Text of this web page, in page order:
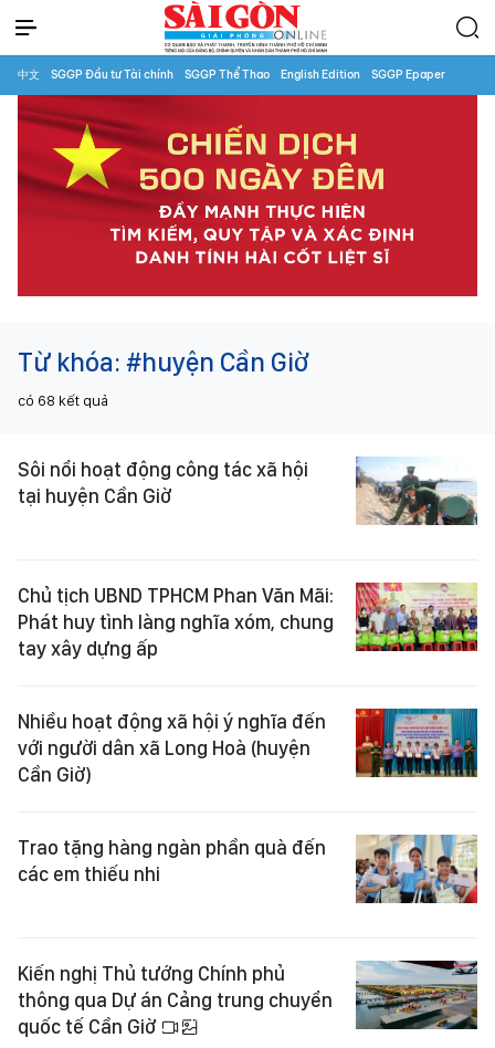
中文 SGGP Đầu tư Tài chính SGGP Thể Thao English Edition SGGP Epaper
Từ khóa: #huyện Cần Giờ
có 68 kết quả
Sôi nổi hoạt động công tác xã hội
tại huyện Cần Giờ
Chủ tịch UBND TPHCM Phan Văn Mãi:
Phát huy tình làng nghĩa xóm, chung
tay xây dựng ấp
Nhiều hoạt động xã hội ý nghĩa đến
với người dân xã Long Hoà (huyện
Cần Giờ)
Trao tặng hàng ngàn phần quà đến
các em thiếu nhi
Kiến nghị Thủ tướng Chính phủ
thông qua Dự án Cảng trung chuyển
quốc tế Cần Giờ